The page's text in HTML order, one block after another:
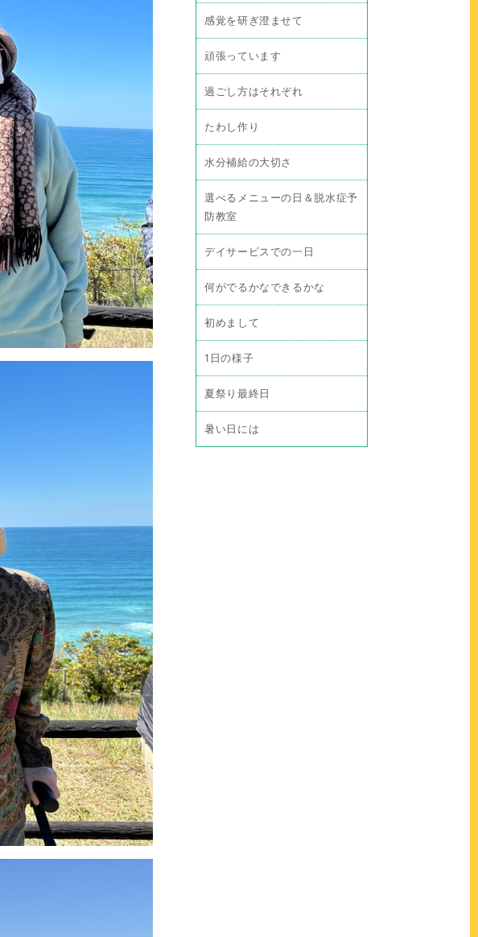
感覚を研ぎ澄ませて
頑張っています
過ごし方はそれぞれ
たわし作り
水分補給の大切さ
選べるメニューの日＆脱水症予
防教室
デイサービスでの一日
何がでるかなできるかな
初めまして
1日の様子
夏祭り最終日
暑い日には